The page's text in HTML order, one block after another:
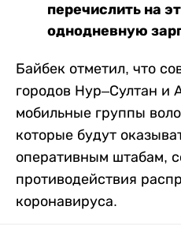
перечислить на
однодневную
Байбек отметил, что
городов Нур–Султан и
мобильные группы
которые будут
оперативным штабам,
противодействия
коронавируса.